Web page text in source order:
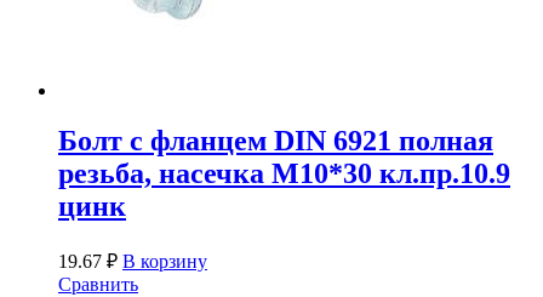
Болт с фланцем DIN 6921 полная
резьба, насечка М10*30 кл.пр.10.9
цинк
19.67 ₽ В корзину
Сравнить